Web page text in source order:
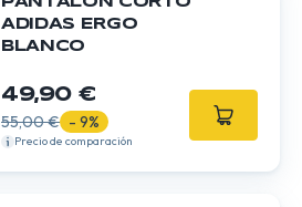
ADIDAS ERGO
BLANCO
49,90 €
55,00 € - 9%
Precio de comparación